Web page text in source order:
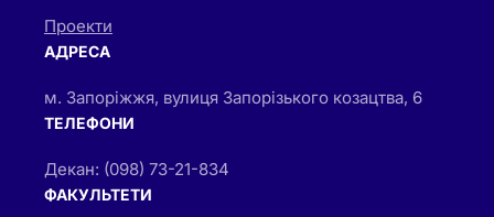
Проекти
АДРЕСА
м. Запоріжжя, вулиця Запорізького козацтва, 6
ТЕЛЕФОНИ
Декан: (098) 73-21-834
ФАКУЛЬТЕТИ